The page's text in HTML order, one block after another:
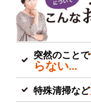
突然のことで
らない…
特殊清掃など